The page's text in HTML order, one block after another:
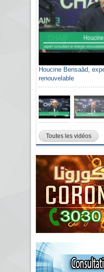
Houcine Bensaâd,
renouvelable
Toutes les vidéos